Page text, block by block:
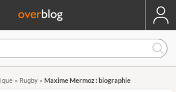
» Rugby » Maxime Mermoz : biographie